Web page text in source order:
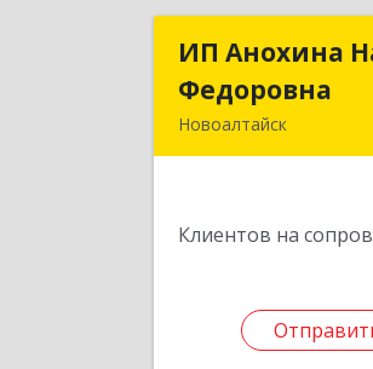
ИП Анохина
Федоровна
Новоалтайск
Клиентов на
ИП